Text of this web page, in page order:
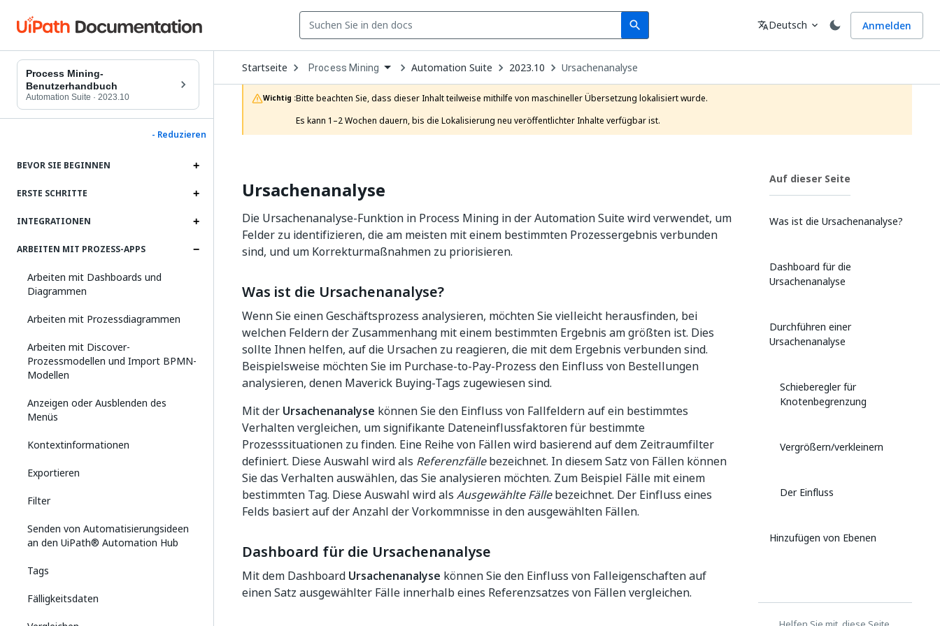
search
Search Sprache
translateDeutsch expand_more Anmelden
Process Mining-
Benutzerhandbuch
Automation Suite · 2023.10
- Reduzieren
BEVOR SIE BEGINNEN
ERSTE SCHRITTE
INTEGRATIONEN
ARBEITEN MIT PROZESS-APPS
Arbeiten mit Dashboards und
Diagrammen
Arbeiten mit Prozessdiagrammen
Arbeiten mit Discover-
Prozessmodellen und Import BPMN-
Modellen
Anzeigen oder Ausblenden des
Menüs
Kontextinformationen
Exportieren
Filter
Senden von Automatisierungsideen
an den UiPath® Automation Hub
Tags
Fälligkeitsdaten
Startseite Open
Dropdown
to
choose
product
Process Mining Automation Suite 2023.10 Ursachenanalyse
Wichtig :Bitte beachten Sie, dass dieser Inhalt teilweise mithilfe von maschineller Übersetzung lokalisiert wurde.
Es kann 1–2 Wochen dauern, bis die Lokalisierung neu veröffentlichter Inhalte verfügbar ist.
Ursachenanalyse
Die Ursachenanalyse-Funktion in Process Mining in der Automation Suite wird verwendet, um
Felder zu identifizieren, die am meisten mit einem bestimmten Prozessergebnis verbunden
sind, und um Korrekturmaßnahmen zu priorisieren.
Was ist die Ursachenanalyse?
Wenn Sie einen Geschäftsprozess analysieren, möchten Sie vielleicht herausfinden, bei
welchen Feldern der Zusammenhang mit einem bestimmten Ergebnis am größten ist. Dies
sollte Ihnen helfen, auf die Ursachen zu reagieren, die mit dem Ergebnis verbunden sind.
Beispielsweise möchten Sie im Purchase-to-Pay-Prozess den Einfluss von Bestellungen
analysieren, denen Maverick Buying-Tags zugewiesen sind.
Mit der Ursachenanalyse können Sie den Einfluss von Fallfeldern auf ein bestimmtes
Verhalten vergleichen, um signifikante Dateneinflussfaktoren für bestimmte
Prozesssituationen zu finden. Eine Reihe von Fällen wird basierend auf dem Zeitraumfilter
definiert. Diese Auswahl wird als Referenzfällebezeichnet. In diesem Satz von Fällen können
Sie das Verhalten auswählen, das Sie analysieren möchten. Zum Beispiel Fälle mit einem
bestimmten Tag. Diese Auswahl wird als Ausgewählte Fällebezeichnet. Der Einfluss eines
Felds basiert auf der Anzahl der Vorkommnisse in den ausgewählten Fällen.
Dashboard für die Ursachenanalyse
Mit dem Dashboard Ursachenanalyse können Sie den Einfluss von Falleigenschaften auf
einen Satz ausgewählter Fälle innerhalb eines Referenzsatzes von Fällen vergleichen.
Auf dieser Seite
Was ist die Ursachenanalyse?
Dashboard für die
Ursachenanalyse
Durchführen einer
Ursachenanalyse
Schieberegler für
Knotenbegrenzung
Vergrößern/verkleinern
Der Einfluss
Hinzufügen von Ebenen